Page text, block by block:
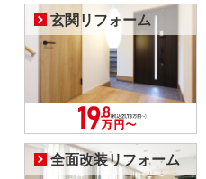
玄関リフォーム
全面改装リフォーム